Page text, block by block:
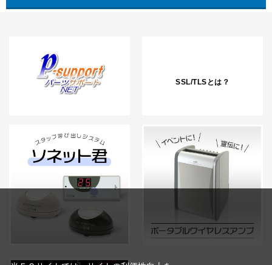
SSL/TLSとは？